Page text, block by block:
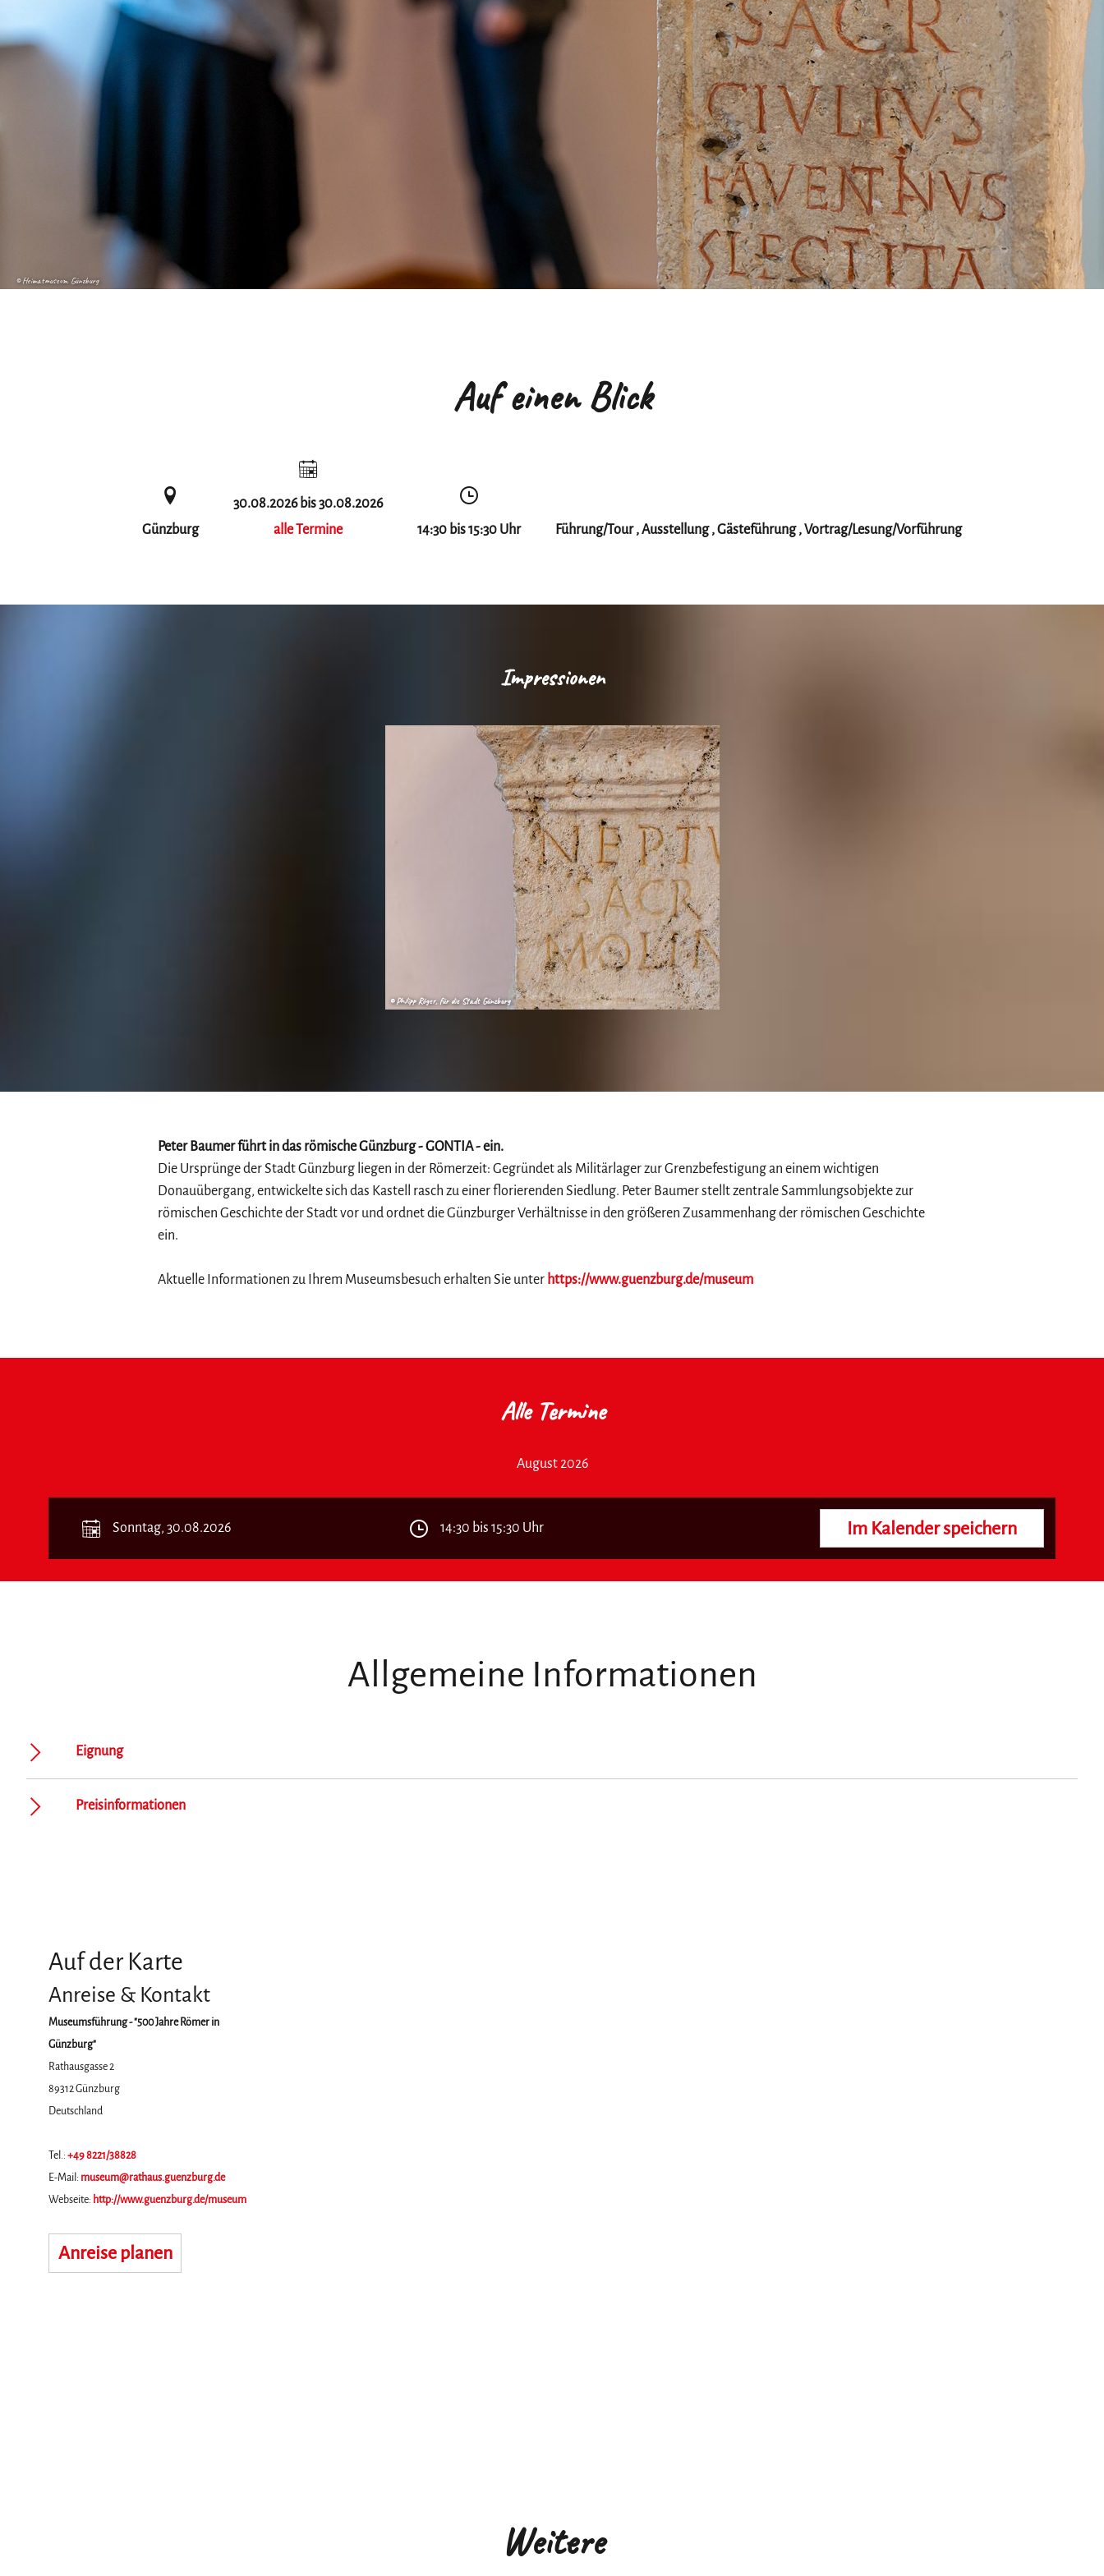
© Heimatmuseum Günzburg
Auf einen Blick
Günzburg
30.08.2026 bis 30.08.2026
alle Termine
14:30 bis 15:30 Uhr Führung/Tour , Ausstellung , Gästeführung , Vortrag/Lesung/Vorführung
Impressionen
© Philipp Röger, für die Stadt Günzburg
Peter Baumer führt in das römische Günzburg - GONTIA - ein.
Die Ursprünge der Stadt Günzburg liegen in der Römerzeit: Gegründet als Militärlager zur Grenzbefestigung an einem wichtigen
Donauübergang, entwickelte sich das Kastell rasch zu einer florierenden Siedlung. Peter Baumer stellt zentrale Sammlungsobjekte zur
römischen Geschichte der Stadt vor und ordnet die Günzburger Verhältnisse in den größeren Zusammenhang der römischen Geschichte
ein.
Aktuelle Informationen zu Ihrem Museumsbesuch erhalten Sie unter https://www.guenzburg.de/museum
Alle Termine
August 2026
Sonntag, 30.08.2026 14:30 bis 15:30 Uhr Im Kalender speichern
Allgemeine Informationen
Eignung
Preisinformationen
Auf der Karte
Anreise & Kontakt
Museumsführung - "500 Jahre Römer in
Günzburg"
Rathausgasse 2
89312Günzburg
Deutschland
Tel.: +49 8221/38828
E-Mail: museum@rathaus.guenzburg.de
Webseite: http://www.guenzburg.de/museum
Anreise planen
Weitere